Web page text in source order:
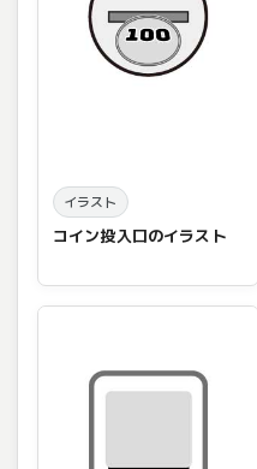
イラスト
コイン投入口のイラスト